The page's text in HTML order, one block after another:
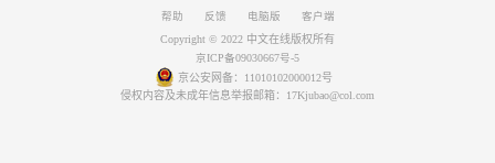
帮助 反馈 电脑版
客户端
Copyright © 2022 中文在线版权所有
京ICP备09030667号-5
京公安网备：11010102000012号
侵权内容及未成年信息举报邮箱：17Kjubao@col.com